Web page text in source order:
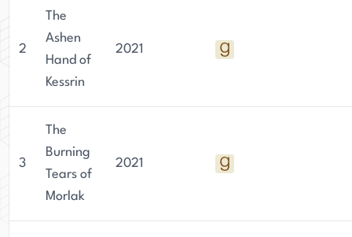
2
The
Ashen
Hand of
Kessrin
2021
3
The
Burning
Tears of
Morlak
2021